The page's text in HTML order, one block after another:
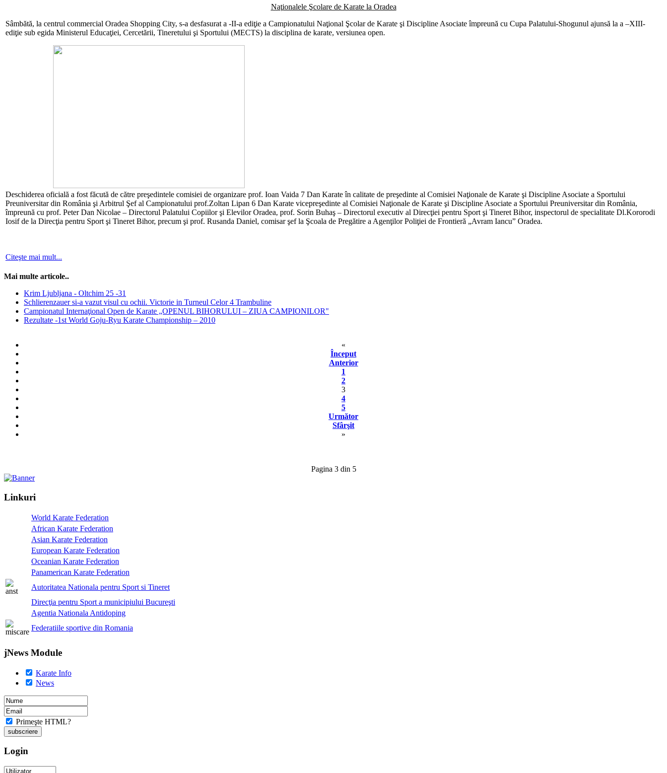
Naţionalele Şcolare de Karate la Oradea
Sâmbătă, la centrul commercial Oradea Shopping City, s-a desfasurat a -II-a ediţie a Campionatului Naţional Şcolar de Karate şi Discipline Asociate împreună cu Cupa Palatului-Shogunul ajunsă la a –XIII-
ediţie sub egida Ministerul Educaţiei, Cercetării, Tineretului şi Sportului (MECTS) la disciplina de karate, versiunea open.
Deschiderea oficială a fost făcută de către preşedintele comisiei de organizare prof. Ioan Vaida 7 Dan Karate în calitate de preşedinte al Comisiei Naţionale de Karate şi Discipline Asociate a Sportului
Preuniversitar din România şi Arbitrul Şef al Campionatului prof.Zoltan Lipan 6 Dan Karate vicepreşedinte al Comisiei Naţionale de Karate şi Discipline Asociate a Sportului Preuniversitar din România,
împreună cu prof. Peter Dan Nicolae – Directorul Palatului Copiilor şi Elevilor Oradea, prof. Sorin Buhaş – Directorul executiv al Direcţiei pentru Sport şi Tineret Bihor, inspectorul de specialitate Dl.Kororodi
Iosif de la Direcţia pentru Sport şi Tineret Bihor, precum şi prof. Rusanda Daniel, comisar şef la Şcoala de Pregătire a Agenţilor Poliţiei de Frontieră „Avram Iancu” Oradea.
Citeşte mai mult...
Mai multe articole..
Krim Ljubljana - Oltchim 25 -31
Schlierenzauer si-a vazut visul cu ochii. Victorie in Turneul Celor 4 Trambuline
Campionatul Internaţional Open de Karate „OPENUL BIHORULUI – ZIUA CAMPIONILOR"
Rezultate -1st World Goju-Ryu Karate Championship – 2010
«
Început
Anterior
1
2
3
4
5
Următor
Sfârşit
»
Pagina 3 din 5
Linkuri
World Karate Federation
African Karate Federation
Asian Karate Federation
European Karate Federation
Oceanian Karate Federation
Panamerican Karate Federation
Autoritatea Nationala pentru Sport si Tineret
Direcţia pentru Sport a municipiului Bucureşti
Agentia Nationala Antidoping
Federatiile sportive din Romania
jNews Module
Karate Info
News
Primeşte HTML?
Login